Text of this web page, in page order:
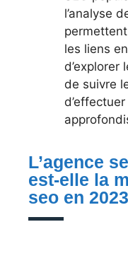
l’analyse
les liens
d’explorer
de suivre
L’agence
est-elle la
seo en 2023